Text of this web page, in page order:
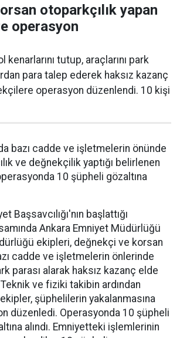
otoparkçılık yapan
operasyon
kenarlarını tutup, araçlarını park
para talep ederek haksız kazanç
operasyon düzenlendi. 10 kişi
bazı cadde ve işletmelerin önünde
ve değnekçilik yaptığı belirlenen
10 şüpheli gözaltına
Başsavcılığı'nın başlattığı
Ankara Emniyet Müdürlüğü
ekipleri, değnekçi ve korsan
cadde ve işletmelerin önlerinde
parası alarak haksız kazanç elde
ve fiziki takibin ardından
şüphelilerin yakalanmasına
düzenledi. Operasyonda 10 şüpheli
alındı. Emniyetteki işlemlerinin